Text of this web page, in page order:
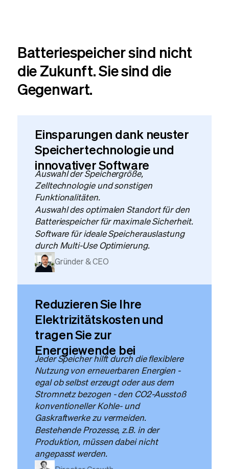
Batteriespeicher sind nicht
die Zukunft. Sie sind die
Gegenwart.
Einsparungen dank neuster
Speichertechnologie und
innovativer Software
Auswahl der Speichergröße,
Zelltechnologie und sonstigen
Funktionalitäten.
Auswahl des optimalen Standort für den
Batteriespeicher für maximale Sicherheit.
Software für ideale Speicherauslastung
durch Multi-Use Optimierung.
Gründer & CEO
Reduzieren Sie Ihre
Elektrizitätskosten und
tragen Sie zur
Energiewende bei
Jeder Speicher hilft durch die flexiblere
Nutzung von erneuerbaren Energien -
egal ob selbst erzeugt oder aus dem
Stromnetz bezogen - den CO2-Ausstoß
konventioneller Kohle- und
Gaskraftwerke zu vermeiden.
Bestehende Prozesse, z.B. in der
Produktion, müssen dabei nicht
angepasst werden.